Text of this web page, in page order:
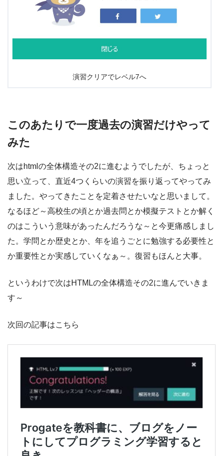
演習クリアでレベル7へ
このあたりで一度過去の演習だけやって
みた
次はhtmlの全体構造その2に進むようでしたが、ちょっと
思い立って、直近4つくらいの演習を振り返ってやってみ
ました。やってきたことを定着させたいなと思いまして。
なるほど～高校生の頃とか過去問とか模擬テストとか解く
のはこういう意味があったんだろうな～と今更痛感しまし
た。学問とか歴史とか、年を追うごとに勉強する必要性と
か重要性とか実感していくなぁ～。復習もほんと大事。
というわけで次はHTMLの全体構造その2に進んでいきま
す～
次回の記事はこちら